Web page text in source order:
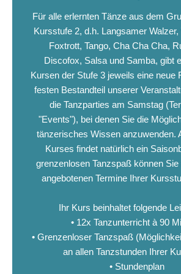
Für alle erlernten Tänze aus dem
Kursstufe 2, d.h. Langsamer Walzer,
Foxtrott, Tango, Cha Cha Cha,
Discofox, Salsa und Samba, gibt
Kursen der Stufe 3 jeweils eine neue
festen Bestandteil unserer
die Tanzparties am Samstag
"Events"), bei denen Sie die
tänzerisches Wissen anzuwenden.
Kurses findet natürlich ein
grenzenlosen Tanzspaß können
angebotenen Termine Ihrer
Ihr Kurs beinhaltet folgende
• 12x Tanzunterricht à 90
• Grenzenloser Tanzspaß
an allen Tanzstunden Ihrer
• Stundenplan